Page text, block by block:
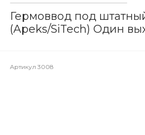
Гермоввод под
(Apeks/SiTech) Один
Артикул 3008